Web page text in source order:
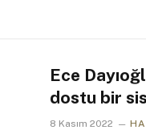
Ece
dostu bir
8 Kasım 2022